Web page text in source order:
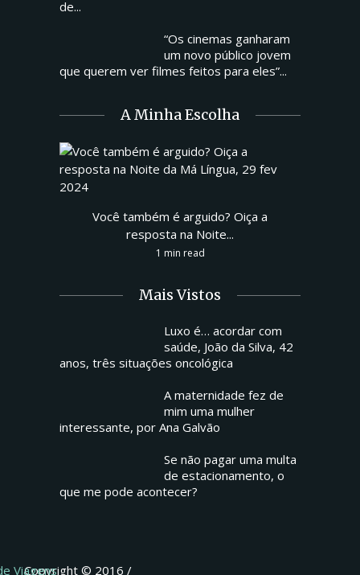
de...
“Os cinemas ganharam
um novo público jovem
que querem ver filmes feitos para eles”...
A Minha Escolha
Você também é arguido? Oiça a
resposta na Noite...
1 min read
Mais Vistos
Luxo é… acordar com
saúde, João da Silva, 42
anos, três situações oncológica
A maternidade fez de
mim uma mulher
interessante, por Ana Galvão
Se não pagar uma multa
de estacionamento, o
que me pode acontecer?
Copyright © 2016 /
Viagens